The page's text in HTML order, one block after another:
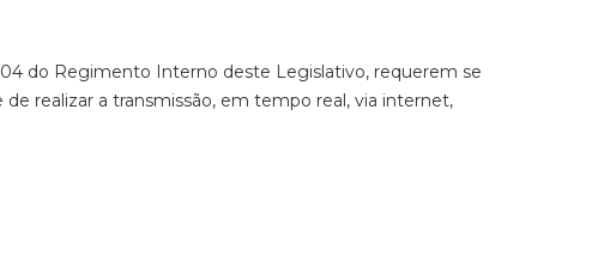
do Regimento Interno deste Legislativo, requerem se
realizar a transmissão, em tempo real, via internet,